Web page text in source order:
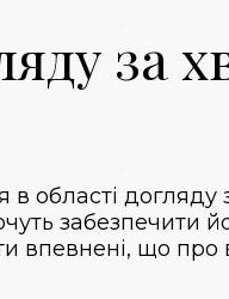
за
в області
забезпечити
впевнені, що